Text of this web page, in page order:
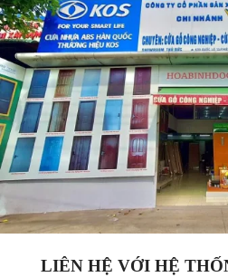
LIÊN HỆ VỚI HỆ